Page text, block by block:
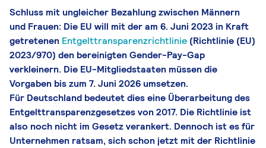
Schluss mit ungleicher Bezahlung zwischen Männern
und Frauen: Die EU will mit der am 6. Juni 2023 in Kraft
getretenen Entgelttransparenzrichtlinie (Richtlinie (EU)
2023/970) den bereinigten Gender-Pay-Gap
verkleinern. Die EU-Mitgliedstaaten müssen die
Vorgaben bis zum 7. Juni 2026 umsetzen.
Für Deutschland bedeutet dies eine Überarbeitung des
Entgelttransparenzgesetzes von 2017. Die Richtlinie ist
also noch nicht im Gesetz verankert. Dennoch ist es für
Unternehmen ratsam, sich schon jetzt mit der Richtlinie